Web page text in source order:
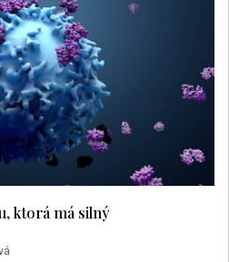
ktorá má silný